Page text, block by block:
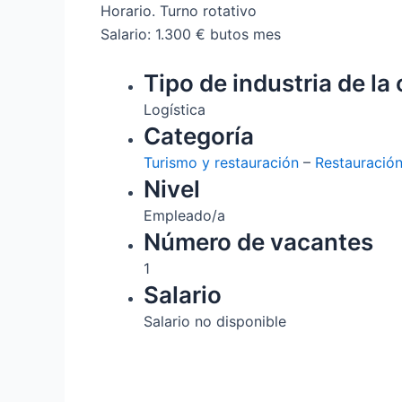
Horario. Turno rotativo
Salario: 1.300 € butos mes
Tipo de industria de la
Logística
Categoría
Turismo y restauración – Restauración
Nivel
Empleado/a
Número de vacantes
1
Salario
Salario no disponible